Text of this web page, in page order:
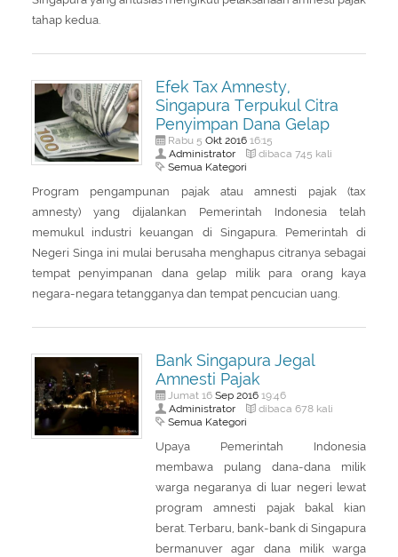
tahap kedua.
Efek Tax Amnesty,
Singapura Terpukul Citra
Penyimpan Dana Gelap
Rabu 5 Okt 201616:15
Administrator dibaca 745 kali
Semua Kategori
Program pengampunan pajak atau amnesti pajak (tax
amnesty) yang dijalankan Pemerintah Indonesia telah
memukul industri keuangan di Singapura. Pemerintah di
Negeri Singa ini mulai berusaha menghapus citranya sebagai
tempat penyimpanan dana gelap milik para orang kaya
negara-negara tetangganya dan tempat pencucian uang.
Bank Singapura Jegal
Amnesti Pajak
Jumat 16 Sep 201619:46
Administrator dibaca 678 kali
Semua Kategori
Upaya Pemerintah Indonesia
membawa pulang dana-dana milik
warga negaranya di luar negeri lewat
program amnesti pajak bakal kian
berat. Terbaru, bank-bank di Singapura
bermanuver agar dana milik warga